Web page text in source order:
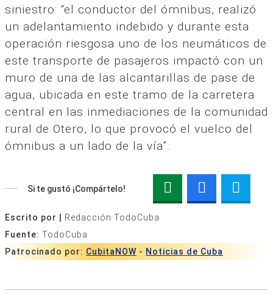
siniestro: “el conductor del ómnibus, realizó
un adelantamiento indebido y durante esta
operación riesgosa uno de los neumáticos de
este transporte de pasajeros impactó con un
muro de una de las alcantarillas de pase de
agua, ubicada en este tramo de la carretera
central en las inmediaciones de la comunidad
rural de Otero, lo que provocó el vuelco del
ómnibus a un lado de la vía”.
Si te gustó ¡Compártelo!
Escrito por |
Redacción TodoCuba
Fuente: TodoCuba
Patrocinado por: CubitaNOW - Noticias de Cuba